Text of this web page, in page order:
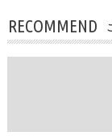
RECOMMEND